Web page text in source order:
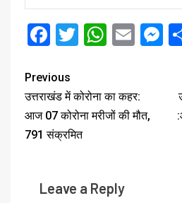
Facebook
Twitter
Previous
उत्तराखंड में कोरोना का कहर:
आज 07 कोरोना मरीजों की मौत,
791 संक्रमित
Leave a Reply